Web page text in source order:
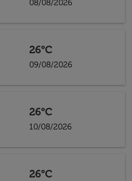
08/08/2026
26°C
09/08/2026
26°C
10/08/2026
26°C